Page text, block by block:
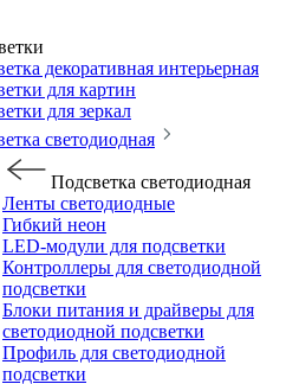
декоративная интерьерная
для картин
для зеркал
светодиодная
Подсветка светодиодная
Ленты светодиодные
Гибкий неон
LED-модули для подсветки
Контроллеры для светодиодной
подсветки
Блоки питания и драйверы для
светодиодной подсветки
Профиль для светодиодной
подсветки